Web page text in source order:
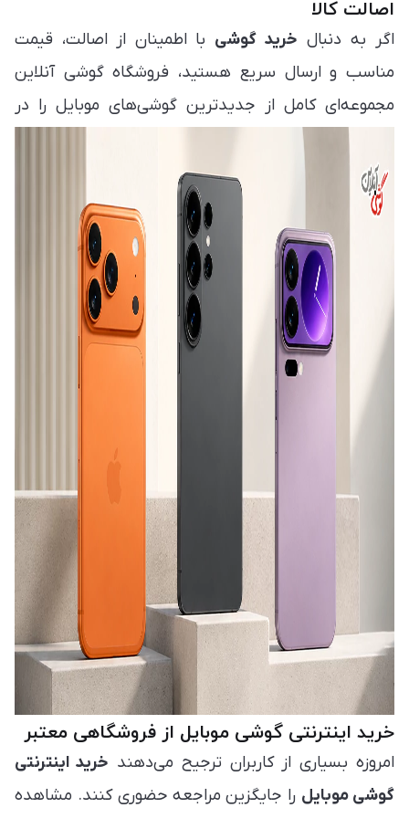
اصالت کالا
اگر به دنبال خرید گوشی با اطمینان از اصالت، قیمت
مناسب و ارسال سریع هستید، فروشگاه گوشی آنلاین
مجموعه‌ای کامل از جدیدترین گوشی‌های موبایل را در
اختیار شما قرار می‌دهد. در این صفحه می‌توانید انواع
مدل‌های روز بازار را مشاهده، مقایسه و متناسب با بودجه
و نیاز خود انتخاب کنید. هدف ما فراهم کردن تجربه‌ای
ساده، مطمئن و سریع برای خرید گوشی موبایل
بدون نیاز به مراجعه حضوری، بهترین انتخاب را داشته
خرید اینترنتی گوشی موبایل از فروشگاهی معتبر
امروزه بسیاری از کاربران ترجیح می‌دهند خرید اینترنتی
گوشی موبایل را جایگزین مراجعه حضوری کنند. مشاهده